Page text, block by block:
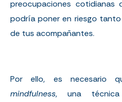
preocupaciones
podría poner en riesgo
de tus acompañantes.
Por ello, es necesario
mindfulness, una